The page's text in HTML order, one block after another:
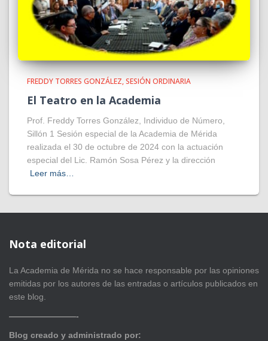
FREDDY TORRES GONZÁLEZ SESIÓN ORDINARIA
El Teatro en la Academia
Prof. Freddy Torres González, Individuo de Número,
Sillón 1 Sesión especial de la Academia de Mérida
realizada el 30 de octubre de 2024 con la actuación
especial del Lic. Ramón Sosa Pérez y la dirección
Leer más…
Nota editorial
La Academia de Mérida no se hace responsable por las opiniones
emitidas por los autores de las entradas o artículos publicados en
este blog.
————————-
Blog creado y administrado por: